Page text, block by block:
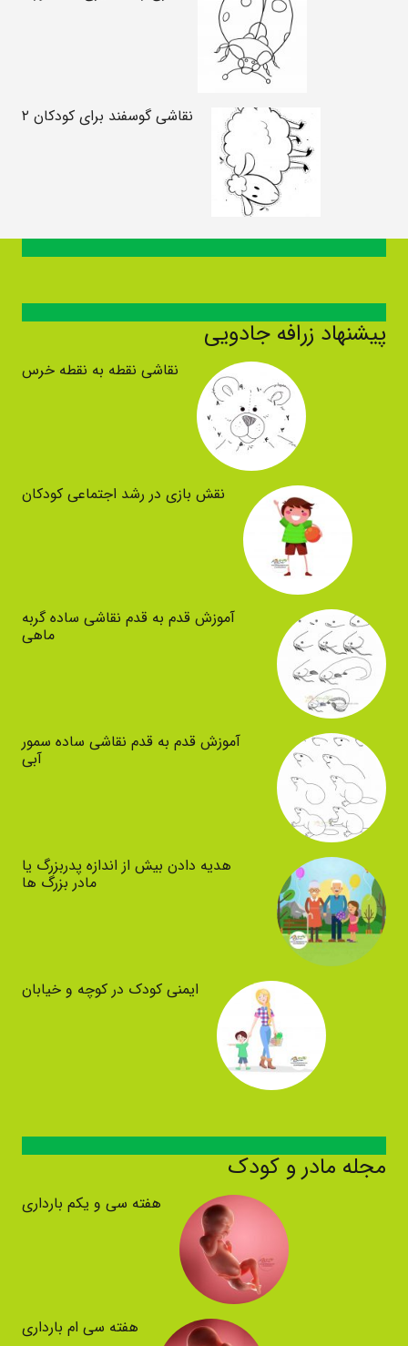
نقاشی گوسفند برای کودکان ۲
پیشنهاد زرافه جادویی
نقاشی نقطه به نقطه خرس
نقش بازی در رشد اجتماعی کودکان
آموزش قدم به قدم نقاشی ساده گربه
ماهی
آموزش قدم به قدم نقاشی ساده سمور
آبی
هدیه دادن بیش از اندازه پدربزرگ یا
مادر بزرگ ها
ایمنی کودک در کوچه و خیابان
مجله مادر و کودک
هفته سی و یکم بارداری
هفته سی ام بارداری